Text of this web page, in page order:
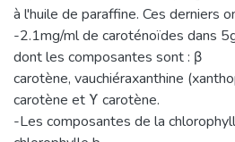
à l'huile de paraffine. Ces derniers
-2.1mg/ml de caroténoïdes dans
dont les composantes sont : β
carotène, vauchiéraxanthine
carotène et ϒ carotène.
-Les composantes de la